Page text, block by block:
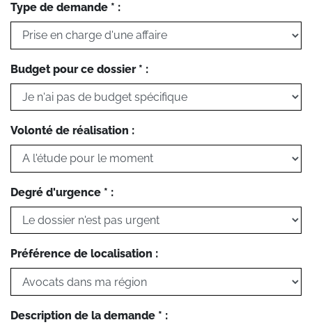
Type de demande * :
Budget pour ce dossier * :
Volonté de réalisation :
Degré d'urgence * :
Préférence de localisation :
Description de la demande * :